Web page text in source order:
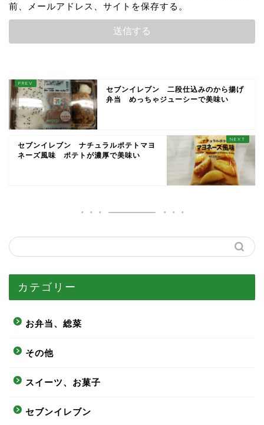
前、メールアドレス、サイトを保存する。
セブンイレブン 二段仕込みのから揚げ
弁当 めっちゃジューシーで美味い
セブンイレブン ナチュラルポテトマヨ
ネーズ風味 ポテトが濃厚で美味い
カテゴリー
お弁当、総菜
その他
スイーツ、お菓子
セブンイレブン